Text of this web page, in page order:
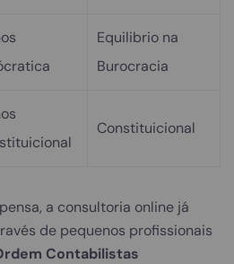
Equilibrio na
Burocracia
Constituicional
a consultoria online já
de pequenos profissionais
Contabilistas